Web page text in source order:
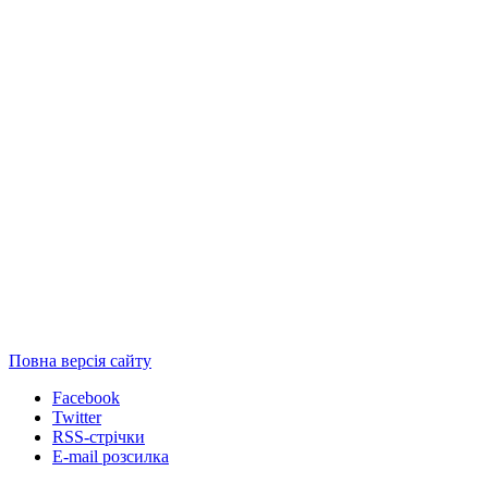
Повна версія сайту
Facebook
Twitter
RSS-стрічки
E-mail розсилка